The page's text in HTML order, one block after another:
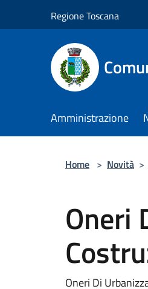
Regione Toscana
Amministrazione
Home > Novità >
Oneri
Oneri Di